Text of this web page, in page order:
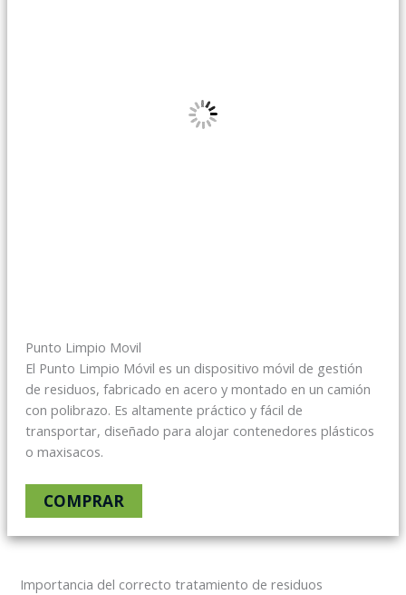
Punto Limpio Movil
El Punto Limpio Móvil es un dispositivo móvil de gestión
de residuos, fabricado en acero y montado en un camión
con polibrazo. Es altamente práctico y fácil de
transportar, diseñado para alojar contenedores plásticos
o maxisacos.
COMPRAR
Importancia del correcto tratamiento de residuos